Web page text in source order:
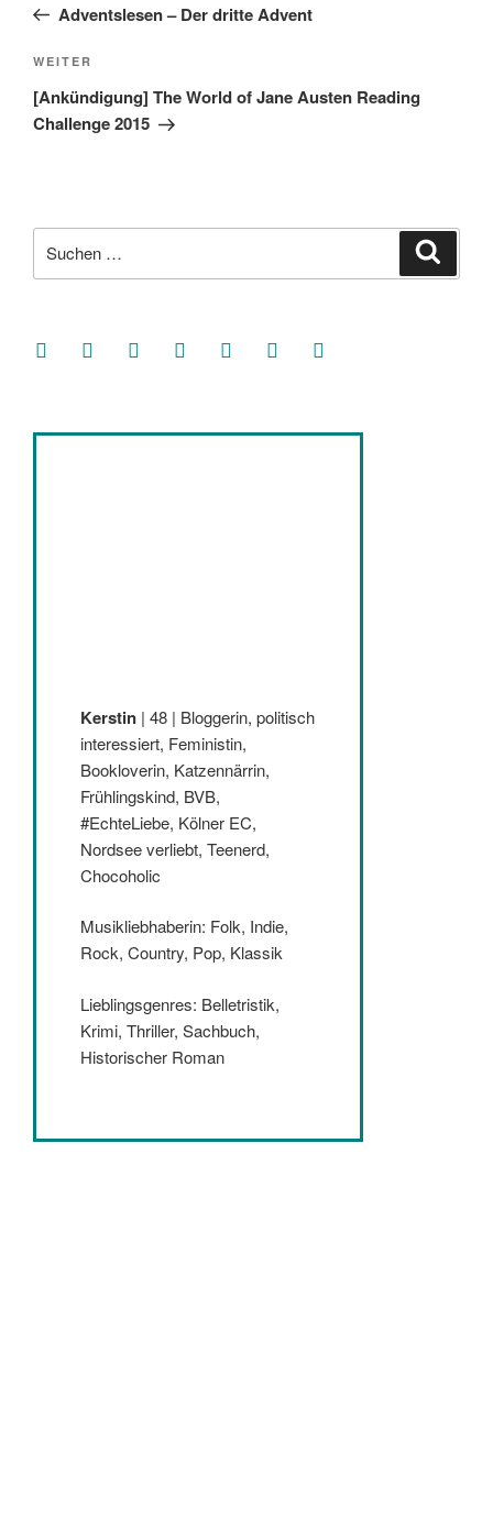
BeitragAdventslesen – Der dritte Advent
Nächster
Beitrag
WEITER
[Ankündigung] The World of Jane Austen Reading
Challenge 2015
nach:
facebooksoundcloud
twitter mastodoninstagramthreads goodreads
Kerstin | 48 | Bloggerin, politisch
interessiert, Feministin,
Bookloverin, Katzennärrin,
Frühlingskind, BVB,
#EchteLiebe, Kölner EC,
Nordsee verliebt, Teenerd,
Chocoholic
Musikliebhaberin: Folk, Indie,
Rock, Country, Pop, Klassik
Lieblingsgenres: Belletristik,
Krimi, Thriller, Sachbuch,
Historischer Roman